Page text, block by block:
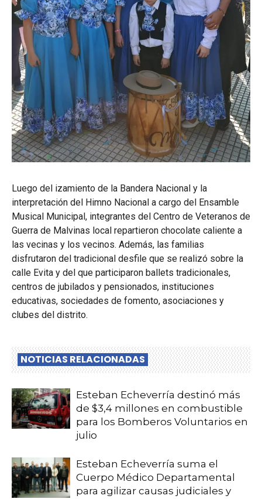
Luego del izamiento de la Bandera Nacional y la
interpretación del Himno Nacional a cargo del Ensamble
Musical Municipal, integrantes del Centro de Veteranos de
Guerra de Malvinas local repartieron chocolate caliente a
las vecinas y los vecinos. Además, las familias
disfrutaron del tradicional desfile que se realizó sobre la
calle Evita y del que participaron ballets tradicionales,
centros de jubilados y pensionados, instituciones
educativas, sociedades de fomento, asociaciones y
clubes del distrito.
NOTICIAS RELACIONADAS
Esteban Echeverría destinó más
de $3,4 millones en combustible
para los Bomberos Voluntarios en
julio
Esteban Echeverría suma el
Cuerpo Médico Departamental
para agilizar causas judiciales y